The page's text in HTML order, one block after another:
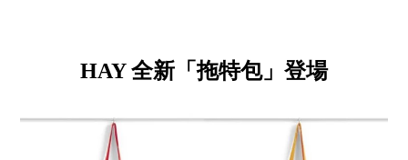
HAY 全新「拖特包」登場